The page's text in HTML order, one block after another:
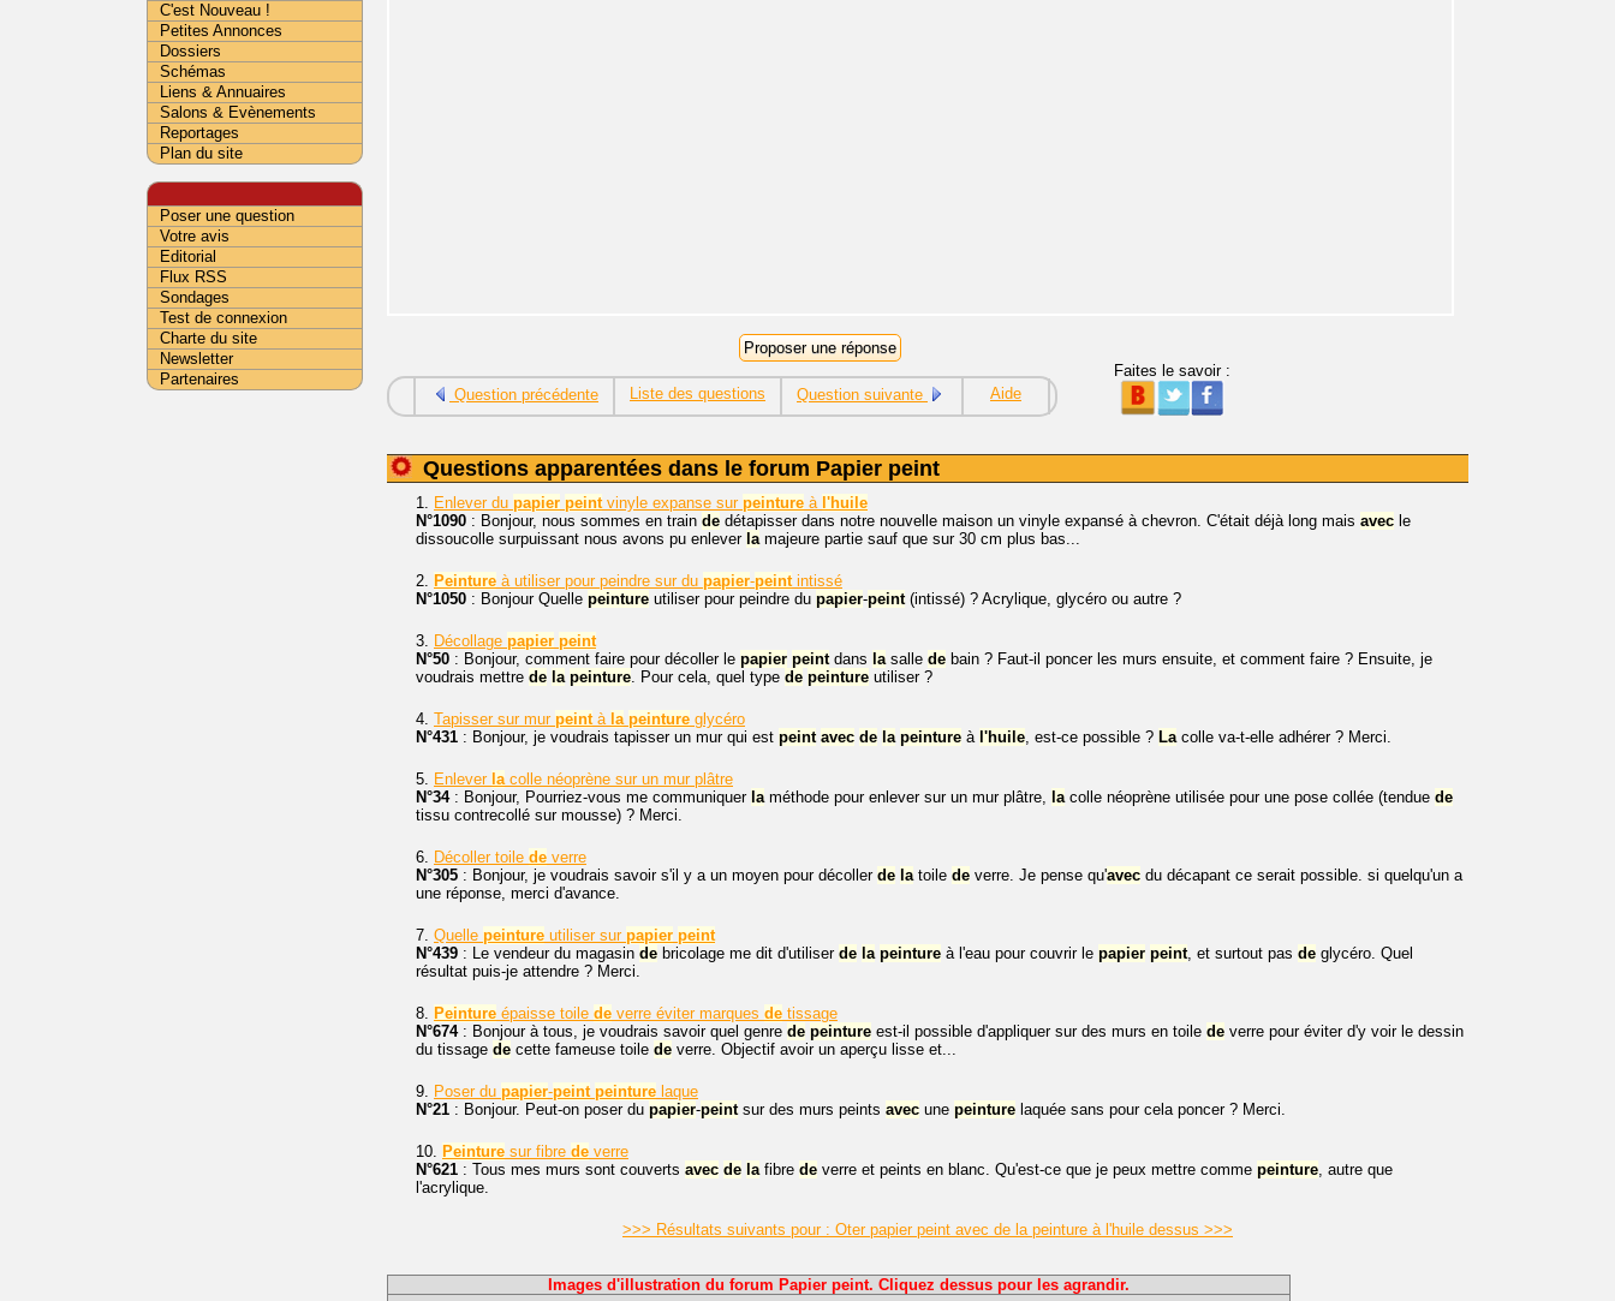
Question précédente Liste des questions Question suivante Aide
Faites le savoir :
Questions apparentées dans le forum Papier peint
1. Enlever du papier peintvinyle expanse sur peinture à l'huile
N°1090 : Bonjour, nous sommes en train de détapisser dans notre nouvelle maison un vinyle expansé à chevron. C'était déjà long mais avec le
dissoucolle surpuissant nous avons pu enlever lamajeure partie sauf que sur 30 cm plus bas...
2. Peinture à utiliser pour peindre sur du papier-peintintissé
N°1050 : Bonjour Quelle peinture utiliser pour peindre du papier-peint(intissé) ? Acrylique, glycéro ou autre ?
3. Décollage papier peint
N°50 : Bonjour, comment faire pour décoller le papier peintdans lasalle de bain ? Faut-il poncer les murs ensuite, et comment faire ? Ensuite, je
voudrais mettre de la peinture. Pour cela, quel type de peinture utiliser ?
4. Tapisser sur mur peintà la peinture glycéro
N°431 : Bonjour, je voudrais tapisser un mur qui est peint avec de la peinture à l'huile, est-ce possible ? Lacolle va-t-elle adhérer ? Merci.
5. Enlever lacolle néoprène sur un mur plâtre
N°34: Bonjour, Pourriez-vous me communiquer laméthode pour enlever sur un mur plâtre, lacolle néoprène utilisée pour une pose collée (tendue de
tissu contrecollé sur mousse) ? Merci.
6. Décoller toile de verre
N°305 : Bonjour, je voudrais savoir s'il y a un moyen pour décoller de latoile de verre. Je pense qu'avec du décapant ce serait possible. si quelqu'un a
une réponse, merci d'avance.
7. Quelle peinture utiliser sur papier peint
N°439 : Le vendeur du magasin de bricolage me dit d'utiliser de la peinture à l'eau pour couvrir le papier peint, et surtout pas de glycéro. Quel
résultat puis-je attendre ? Merci.
8. Peinture épaisse toile de verre éviter marques de tissage
N°674: Bonjour à tous, je voudrais savoir quel genre de peinture est-il possible d'appliquer sur des murs en toile de verre pour éviter d'y voir le dessin
du tissage de cette fameuse toile de verre. Objectif avoir un aperçu lisse et...
9. Poser du papier-peint peinture laque
N°21 : Bonjour. Peut-on poser du papier-peintsur des murs peints avec une peinture laquée sans pour cela poncer ? Merci.
10. Peinture sur fibre de verre
N°621 : Tous mes murs sont couverts avec de lafibre de verre et peints en blanc. Qu'est-ce que je peux mettre comme peinture, autre que
l'acrylique.
>>> Résultats suivants pour : Oter papier peint avec de la peinture à l'huile dessus >>>
Images d'illustration du forum Papier peint. Cliquez dessus pour les agrandir.
C'est Nouveau !
Petites Annonces
Dossiers
Schémas
Liens & Annuaires
Salons & Evènements
Reportages
Plan du site
Poser une question
Votre avis
Editorial
Flux RSS
Sondages
Test de connexion
Charte du site
Newsletter
Partenaires